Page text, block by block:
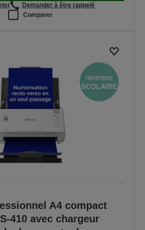
Demander à être rappelé
Comparer
A4 compact
410 avec chargeur